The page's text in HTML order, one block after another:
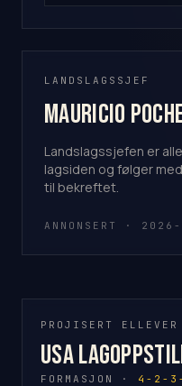
LANDSLAGSSJEF
Mauricio
Landslagssjefen er
lagsiden og følger
til bekreftet.
ANNONSERT ·
PROJISERT ELLEVER
USA
FORMASJON · 4-2-